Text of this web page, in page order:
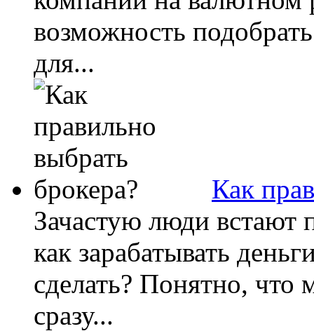
возможность
для...
Как
Зачастую люди встают
как зарабатывать
сделать? Понятно,
сразу...